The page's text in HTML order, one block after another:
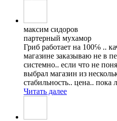
максим сидоров
партерный мухамор
Гриб работает на 100℅ ..
магазине заказываю не в
системно.. если что не
выбрал магазин из
стабильность.. цена.. пока
Читать далее